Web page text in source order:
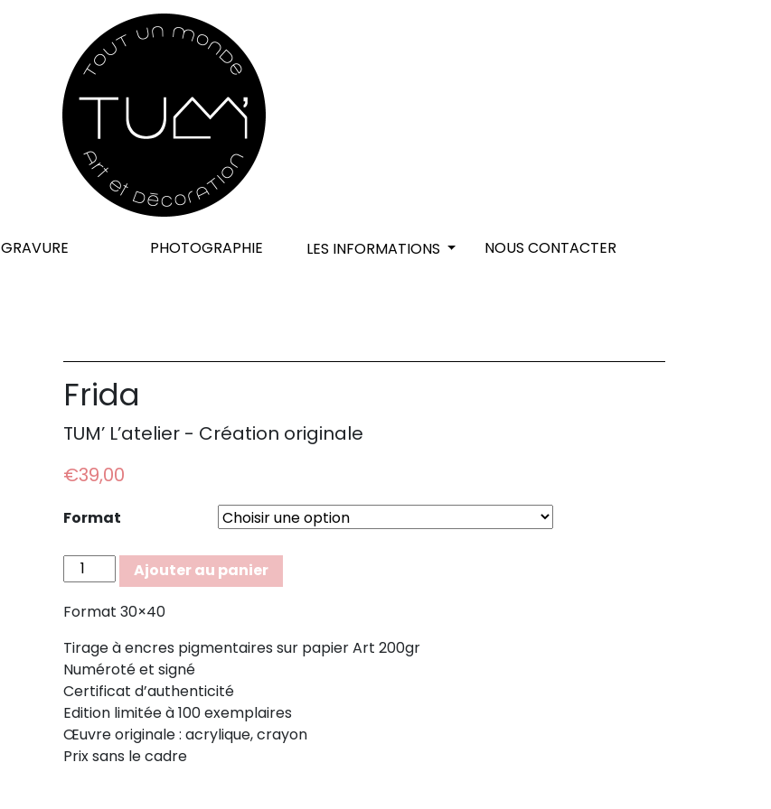
GRAVURE PHOTOGRAPHIE LES INFORMATIONS NOUS CONTACTER
Frida
TUM’ L’atelier - Création originale
€39,00
Format
quantité
de
Frida
Ajouter au panier
Format 30×40
Tirage à encres pigmentaires sur papier Art 200gr
Numéroté et signé
Certificat d’authenticité
Edition limitée à 100 exemplaires
Œuvre originale : acrylique, crayon
Prix sans le cadre